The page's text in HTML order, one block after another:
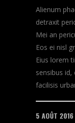
Alienum
detraxit
Mei an
Eos ei nisl
Eius lorem
sensibus
facilisis
5 AOÛT 2016